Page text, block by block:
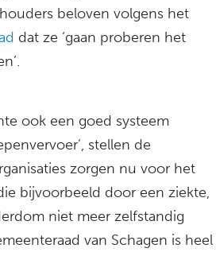
beloven volgens het
dat ze ‘gaan proberen het
ook een goed systeem
stellen de
zorgen nu voor het
bijvoorbeeld door een ziekte,
niet meer zelfstandig
van Schagen is heel